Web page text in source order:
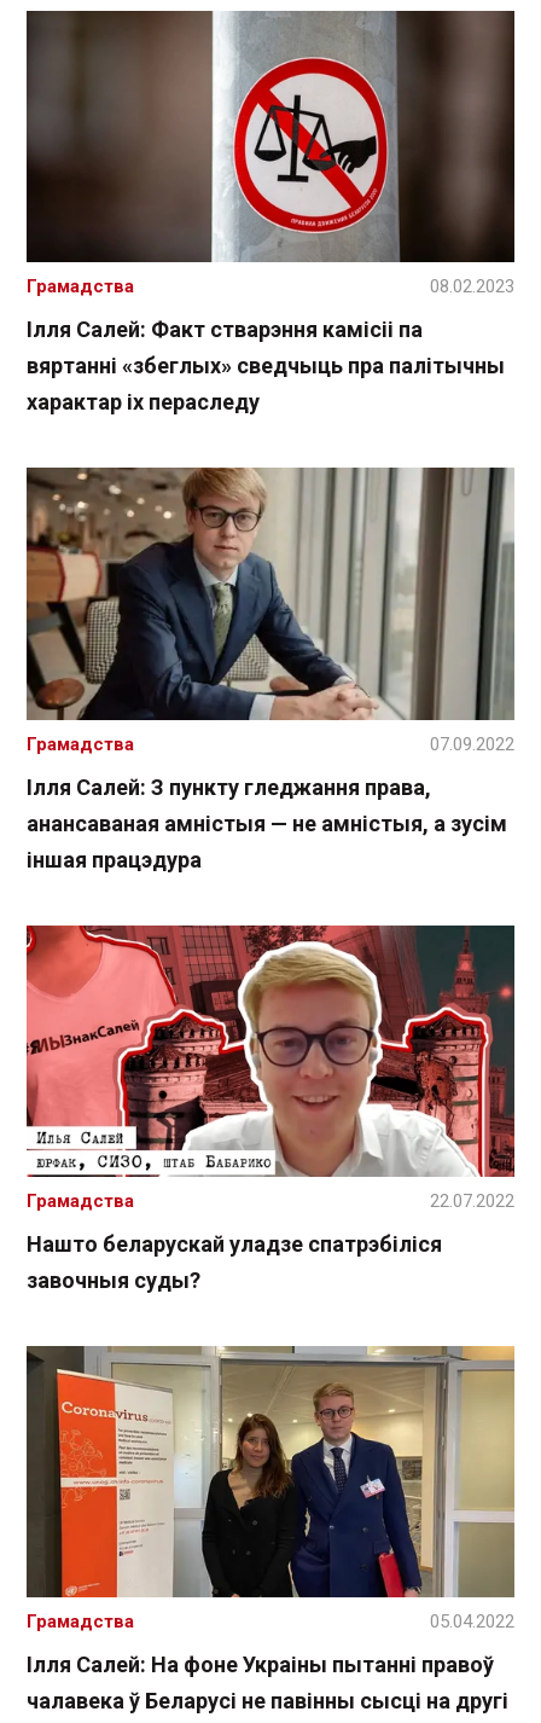
Ілля Салей: Факт стварэння камісіі па
вяртанні «збеглых» сведчыць пра палітычны
характар іх пераследу
Грамадства 08.02.2023
Ілля Салей: З пункту гледжання права,
анансаваная амністыя — не амністыя, а зусім
іншая працэдура
Грамадства 07.09.2022
Нашто беларускай уладзе спатрэбіліся
завочныя суды?
Грамадства 22.07.2022
Ілля Салей: На фоне Украіны пытанні правоў
чалавека ў Беларусі не павінны сысці на другі
Грамадства 05.04.2022